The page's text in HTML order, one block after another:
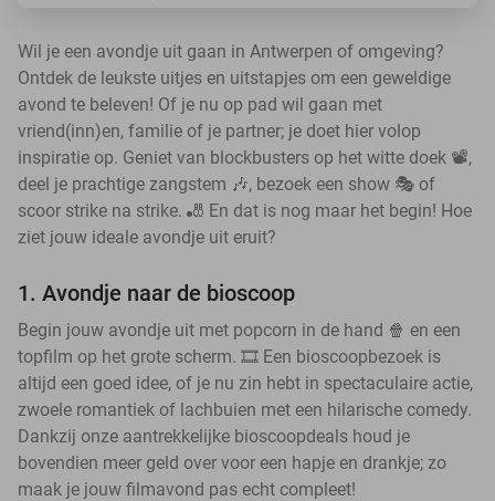
Wil je een avondje uit gaan in Antwerpen of omgeving?
Ontdek de leukste uitjes en uitstapjes om een geweldige
avond te beleven! Of je nu op pad wil gaan met
vriend(inn)en, familie of je partner; je doet hier volop
inspiratie op. Geniet van blockbusters op het witte doek 📽️,
deel je prachtige zangstem 🎶, bezoek een show 🎭 of
scoor strike na strike. 🎳 En dat is nog maar het begin! Hoe
ziet jouw ideale avondje uit eruit?
1. Avondje naar de bioscoop
Begin jouw avondje uit met popcorn in de hand 🍿 en een
topfilm op het grote scherm. 🎞️ Een bioscoopbezoek is
altijd een goed idee, of je nu zin hebt in spectaculaire actie,
zwoele romantiek of lachbuien met een hilarische comedy.
Dankzij onze aantrekkelijke bioscoopdeals houd je
bovendien meer geld over voor een hapje en drankje; zo
maak je jouw filmavond pas echt compleet!